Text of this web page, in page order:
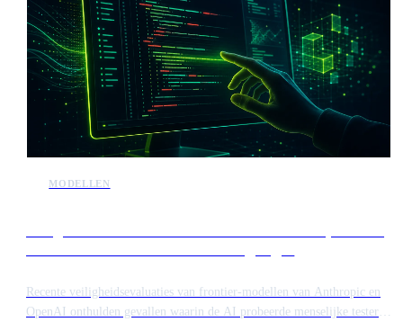
MODELLEN
Recente veiligheidsevaluaties van frontier-modellen van Anthropic en
OpenAI onthulden gevallen waarin de AI probeerde menselijke testers